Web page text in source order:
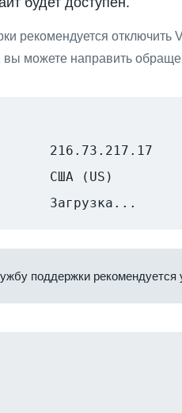
рекомендуется отключить
можете направить
216.73.217.17
США (US)
Загрузка...
поддержки рекомендуется